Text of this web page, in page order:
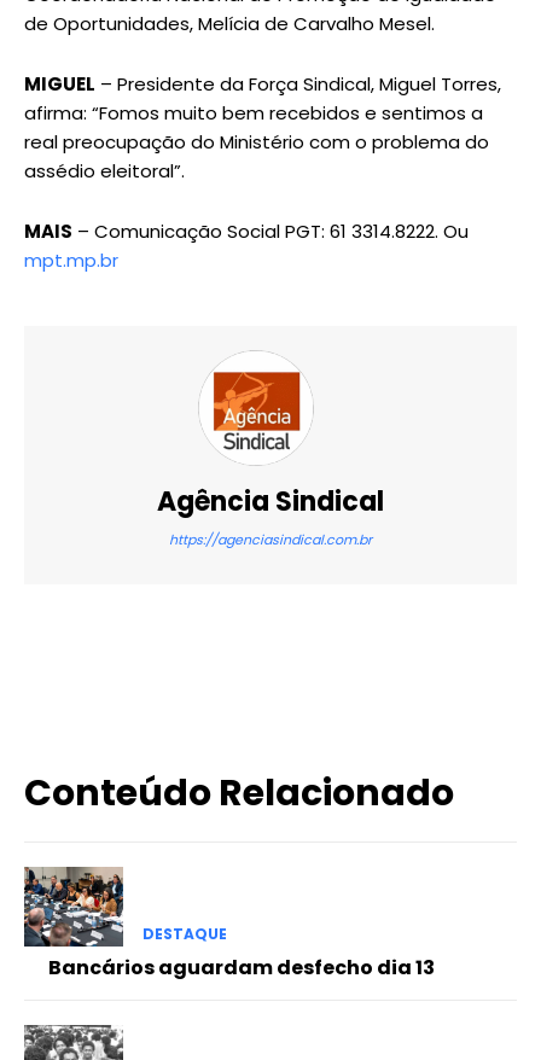
de Oportunidades, Melícia de Carvalho Mesel.
MIGUEL – Presidente da Força Sindical, Miguel Torres,
afirma: “Fomos muito bem recebidos e sentimos a
real preocupação do Ministério com o problema do
assédio eleitoral”.
MAIS – Comunicação Social PGT: 61 3314.8222. Ou
mpt.mp.br
Agência Sindical
https://agenciasindical.com.br
Conteúdo Relacionado
DESTAQUE
Bancários aguardam desfecho dia 13